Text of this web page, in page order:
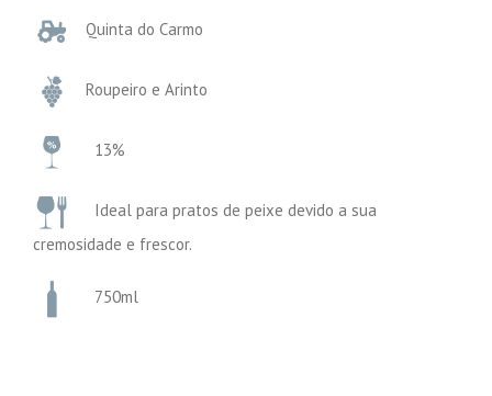
Quinta do Carmo
Roupeiro e Arinto
13%
Ideal para pratos de peixe devido a sua
cremosidade e frescor.
750ml